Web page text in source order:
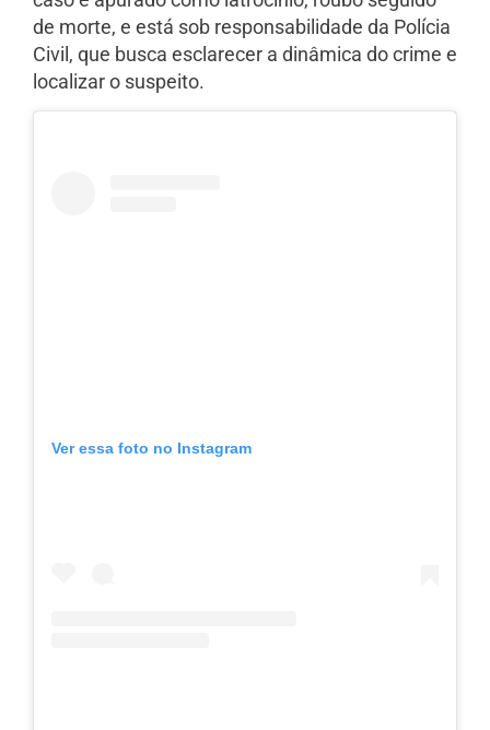
de morte, e está sob responsabilidade da Polícia
Civil, que busca esclarecer a dinâmica do crime e
localizar o suspeito.
Ver essa foto no Instagram